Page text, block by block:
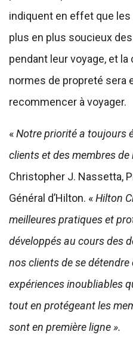
indiquent en effet que
plus en plus soucieux
pendant leur voyage, et
normes de propreté sera
recommencer à voyager.
«Notre priorité a toujours
clients et des membres de
Christopher J. Nassetta,
Général d’Hilton. «Hilton
meilleures pratiques et
développés au cours des
nos clients de se
expériences inoubliables
tout en protégeant les
sont en première ligne ».